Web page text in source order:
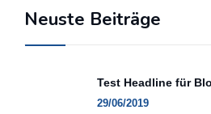
Neuste Beiträge
Test Headline für
29/06/2019